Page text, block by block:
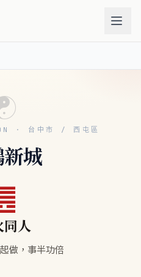
· 台中市 / 西屯區
城
同人
做，事半功倍